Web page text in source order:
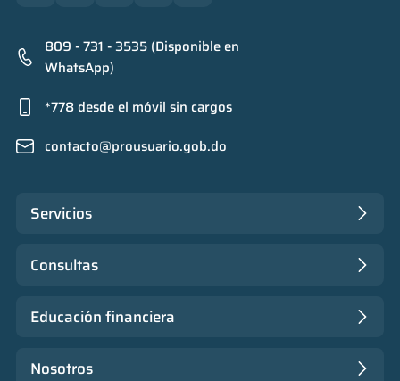
809 - 731 - 3535 (Disponible en
WhatsApp)
*778 desde el móvil sin cargos
contacto@prousuario.gob.do
Servicios
Consultas
Educación financiera
Nosotros